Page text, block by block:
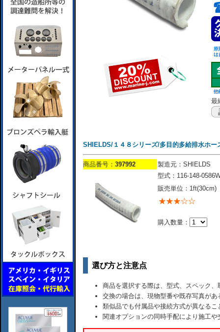
最
SHIELDS/１４８シリーズ/多目的多給排水ホ
商品番号： 397992
製造元：SHIELDS
型式：116-148-
販売単位：1ft(30cm)
購入数量：
選び方と注意点
商品を選択する際は、型式、スペック
交換の場合は、現物型番や既存写真が
類似品でも付属品や接続方式が異なるこ
関連オプションの同時手配により施工